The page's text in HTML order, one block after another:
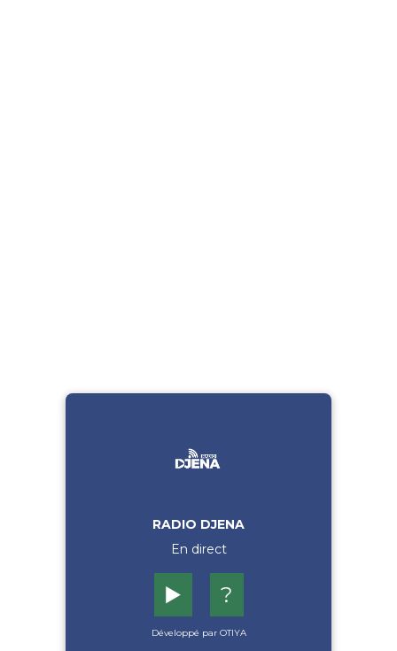
RADIO DJENA
En direct
▶️ ?
Développé par OTIYA